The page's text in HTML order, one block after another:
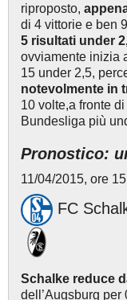
riproposto,
di 4 vittorie e ben
5 risultati under
ovviamente inizia
15 under 2,5,
notevolmente in
10 volte,a fronte
Bundesliga più
Pronostico:
11/04/2015, ore
FC
Schalke reduce
dell’Augsburg per